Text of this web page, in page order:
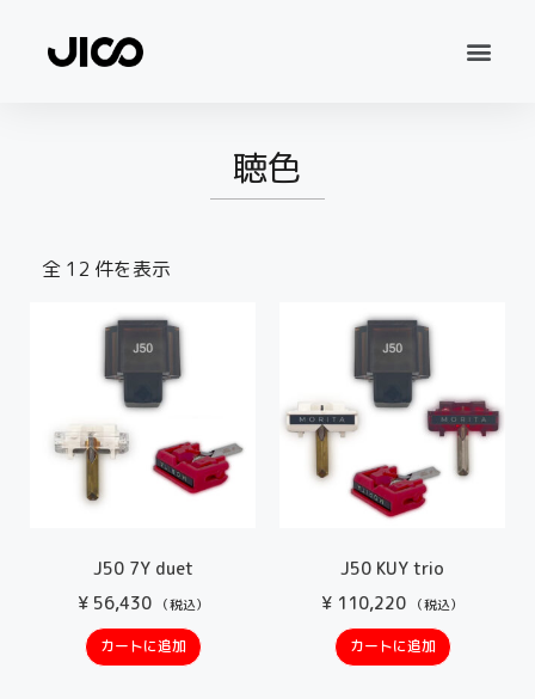
聴色
全 12 件を表示
J50 7Y duet
¥56,430 （税込）
カートに追加
J50 KUY trio
¥ 110,220 （税込）
カートに追加